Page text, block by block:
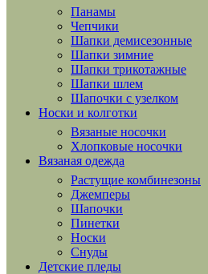
Панамы
Чепчики
Шапки демисезонные
Шапки зимние
Шапки трикотажные
Шапки шлем
Шапочки с узелком
Носки и колготки
Вязаные носочки
Хлопковые носочки
Вязаная одежда
Растущие комбинезоны
Джемперы
Шапочки
Пинетки
Носки
Снуды
Детские пледы